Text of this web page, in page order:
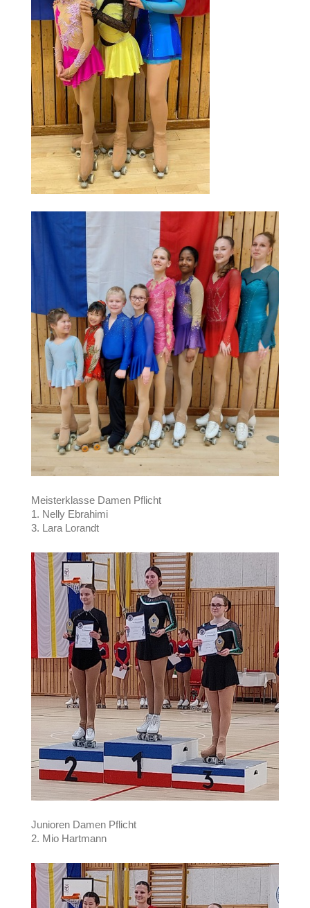
Meisterklasse Damen Pflicht
1. Nelly Ebrahimi
3. Lara Lorandt
Junioren Damen Pflicht
2. Mio Hartmann